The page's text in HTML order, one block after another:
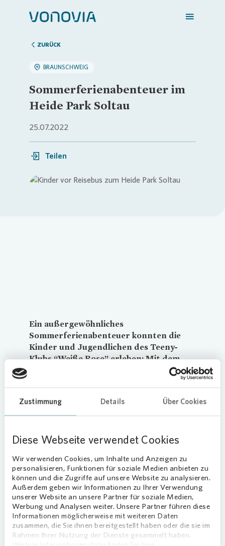
Zustimmung Details Über Cookies
Diese Webseite verwendet Cookies
Wir verwenden Cookies, um Inhalte und Anzeigen zu
personalisieren, Funktionen für soziale Medien anbieten zu
können und die Zugriffe auf unsere Website zu analysieren.
Außerdem geben wir Informationen zu Ihrer Verwendung
unserer Website an unsere Partner für soziale Medien,
Werbung und Analysen weiter. Unsere Partner führen diese
Informationen möglicherweise mit weiteren Daten
zusammen, die Sie ihnen bereitgestellt haben oder die sie im
Rahmen Ihrer Nutzung der Dienste gesammelt haben.
Zuhause finden
Mein Zuhause
Meine Stadt
Weitere Angebote
ZURÜCK
BRAUNSCHWEIG
Sommerferienabenteuer im
Heide Park Soltau
25.07.2022
Teilen
Ein außergewöhnliches
Sommerferienabenteuer konnten die
Kinder und Jugendlichen des Teeny-
Klubs “Weiße Rose” erleben: Mit dem
Bus ging es für 23 Kids zum Heide Park
Soltau. Unterstützt wurde der Ausflug
Freizeitpark mit einer Spende von
Vonovia.
Ob im senkrechten Fall den Dive Coaster Krake
bezwingen, sich Europas höchster
Holzachterbahn Colossos stellen oder beim
Mountain-Rafting durchs Wasser kämpfen – für
jeden Adrenalin-Fan gab es die passende
Attraktion.
Der Teeny-Klub und sein
Programm